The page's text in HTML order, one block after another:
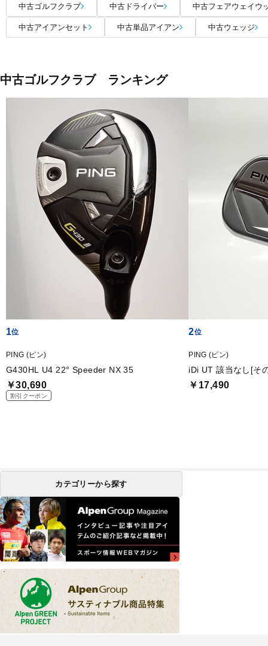
中古ゴルフクラブ 中古ドライバー 中古フェアウェイウ
中古アイアンセット 中古単品アイアン 中古ウェッジ
中古ゴルフクラブ ランキング
1
PING (ピン)
G430HL U4 22° Speeder NX 35
￥30,690
割引クーポン
2
PING (ピン)
iDi UT 該当なし[そ
￥17,490
カテゴリーから探す